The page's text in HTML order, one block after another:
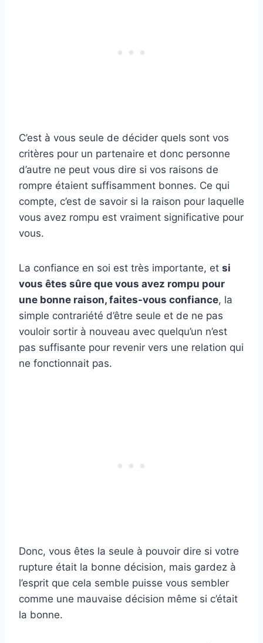
C’est à vous seule de décider quels sont vos
critères pour un partenaire et donc personne
d’autre ne peut vous dire si vos raisons de
rompre étaient suffisamment bonnes. Ce qui
compte, c’est de savoir si la raison pour laquelle
vous avez rompu est vraiment significative pour
vous.
La confiance en soi est très importante, et si
vous êtes sûre que vous avez rompu pour
une bonne raison, faites-vous confiance, la
simple contrariété d’être seule et de ne pas
vouloir sortir à nouveau avec quelqu’un n’est
pas suffisante pour revenir vers une relation qui
ne fonctionnait pas.
Donc, vous êtes la seule à pouvoir dire si votre
rupture était la bonne décision, mais gardez à
l’esprit que cela semble puisse vous sembler
comme une mauvaise décision même si c’était
la bonne.